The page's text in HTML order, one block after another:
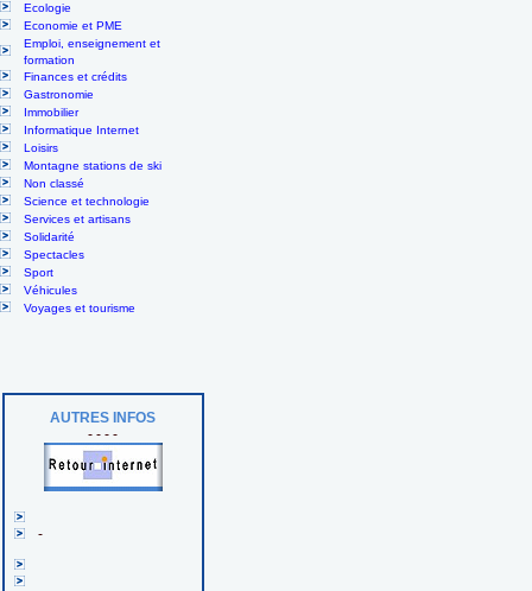
Ecologie
Economie et PME
Emploi, enseignement et
formation
Finances et crédits
Gastronomie
Immobilier
Informatique Internet
Loisirs
Montagne stations de ski
Non classé
Science et technologie
Services et artisans
Solidarité
Spectacles
Sport
Véhicules
Voyages et tourisme
AUTRES INFOS
- - - -
-